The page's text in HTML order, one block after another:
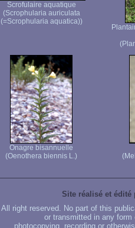
Scrofulaire aquatique
(Scrophularia auriculata
(=Scrophularia aquatica))
Onagre bisannuelle
(Oenothera biennis L.)
Site réalisé et édité
All right reserved. No part of this
or transmitted in any
photocopying, recording or